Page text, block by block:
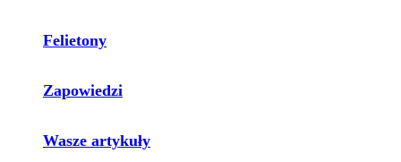
Felietony
Zapowiedzi
Wasze artykuły